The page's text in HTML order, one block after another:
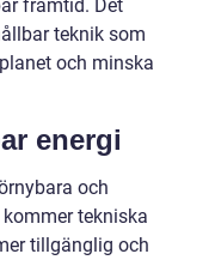
framtid. Det
teknik som
och minska
energi
och
tekniska
tillgänglig och